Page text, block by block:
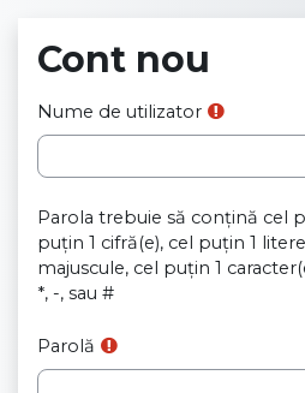
Cont nou
Nume de utilizator
Parola trebuie să conţină cel
puţin 1 cifră(e), cel puţin 1
majuscule, cel puțin 1
*, -, sau #
Parolă